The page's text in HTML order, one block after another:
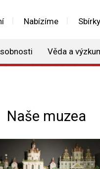
Nabízíme Sbírky
Věda a
Naše muzea